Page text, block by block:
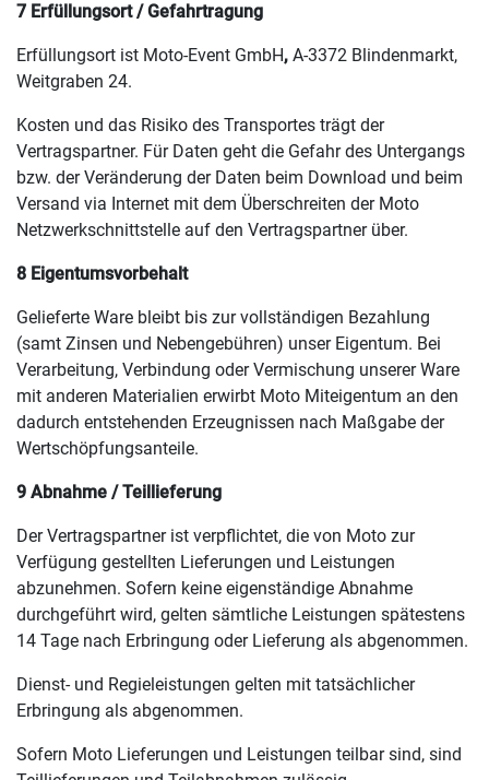
7 Erfüllungsort / Gefahrtragung
Erfüllungsort ist Moto-Event GmbH, A-3372 Blindenmarkt,
Weitgraben 24.
Kosten und das Risiko des Transportes trägt der
Vertragspartner. Für Daten geht die Gefahr des Untergangs
bzw. der Veränderung der Daten beim Download und beim
Versand via Internet mit dem Überschreiten der Moto
Netzwerkschnittstelle auf den Vertragspartner über.
8 Eigentumsvorbehalt
Gelieferte Ware bleibt bis zur vollständigen Bezahlung
(samt Zinsen und Nebengebühren) unser Eigentum. Bei
Verarbeitung, Verbindung oder Vermischung unserer Ware
mit anderen Materialien erwirbt Moto Miteigentum an den
dadurch entstehenden Erzeugnissen nach Maßgabe der
Wertschöpfungsanteile.
9 Abnahme / Teillieferung
Der Vertragspartner ist verpflichtet, die von Moto zur
Verfügung gestellten Lieferungen und Leistungen
abzunehmen. Sofern keine eigenständige Abnahme
durchgeführt wird, gelten sämtliche Leistungen spätestens
14 Tage nach Erbringung oder Lieferung als abgenommen.
Dienst- und Regieleistungen gelten mit tatsächlicher
Erbringung als abgenommen.
Sofern Moto Lieferungen und Leistungen teilbar sind, sind